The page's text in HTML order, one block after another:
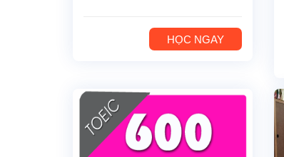
HỌC NGAY